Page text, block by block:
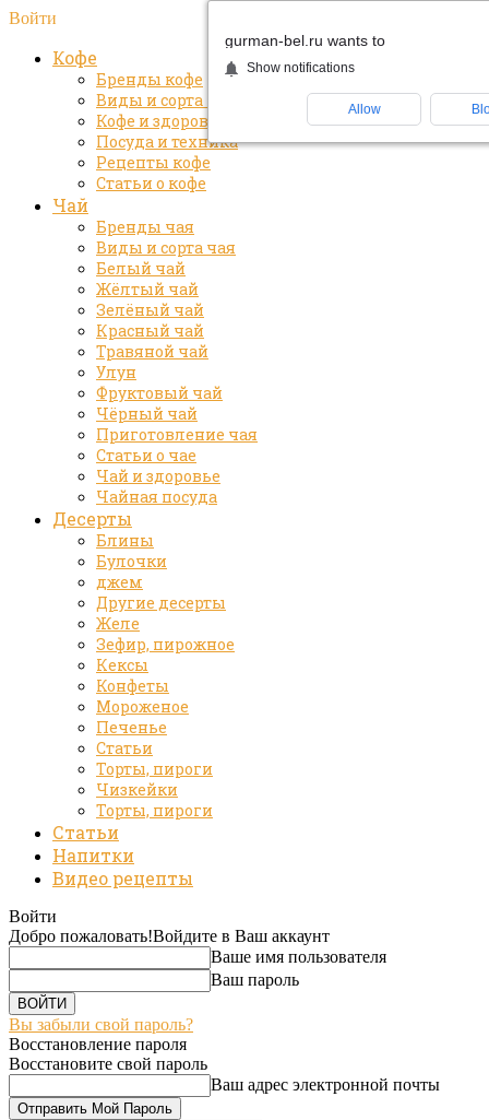
Войти
Кофе
Бренды кофе
Виды и сорта кофе
Кофе и здоровье
Посуда и техника
Рецепты кофе
Статьи о кофе
Чай
Бренды чая
Виды и сорта чая
Белый чай
Жёлтый чай
Зелёный чай
Красный чай
Травяной чай
Улун
Фруктовый чай
Чёрный чай
Приготовление чая
Статьи о чае
Чай и здоровье
Чайная посуда
Десерты
Блины
Булочки
джем
Другие десерты
Желе
Зефир, пирожное
Кексы
Конфеты
Мороженое
Печенье
Статьи
Торты, пироги
Чизкейки
Торты, пироги
Статьи
Напитки
Видео рецепты
Войти
Добро пожаловать!Войдите в Ваш аккаунт
Ваше имя пользователя
Ваш пароль
Вы забыли свой пароль?
Восстановление пароля
Восстановите свой пароль
Ваш адрес электронной почты
gurman-bel.ru wants to
Show notifications
Allow